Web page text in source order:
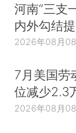
河南“三支
内外勾结
2026年08月
7月美国劳
位减少2.3
2026年08月